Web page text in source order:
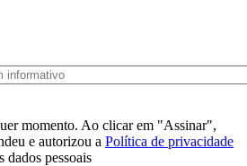
momento. Ao clicar em "Assinar",
e autorizou a Política de privacidade
dados pessoais